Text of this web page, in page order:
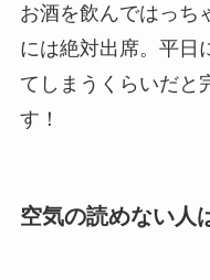
お酒を飲んではっち
には絶対出席。平日
てしまうくらいだと
す！
空気の読めない人